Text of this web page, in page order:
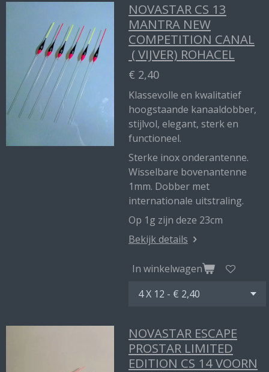
NOVASTAR CS 13
MANTRA NEW
COMPETITION CANAL
( VIJVER) ROHACEL
€ 2,40
Klassevolle en kwalitatief
hoogstaande kanaaldobber,
stijlvol, elegant, sterk en
functioneel.
Sterke inox onderantenne.
Wisselbare bovenantenne
1mm. Dobber met
internationale uitstraling.
Op 1g zijn deze 23cm
Bekijk details
In winkelwagen
NOVASTAR ESCAPE
PROSTAR LIMITED
EDITION CS 14 VOORN